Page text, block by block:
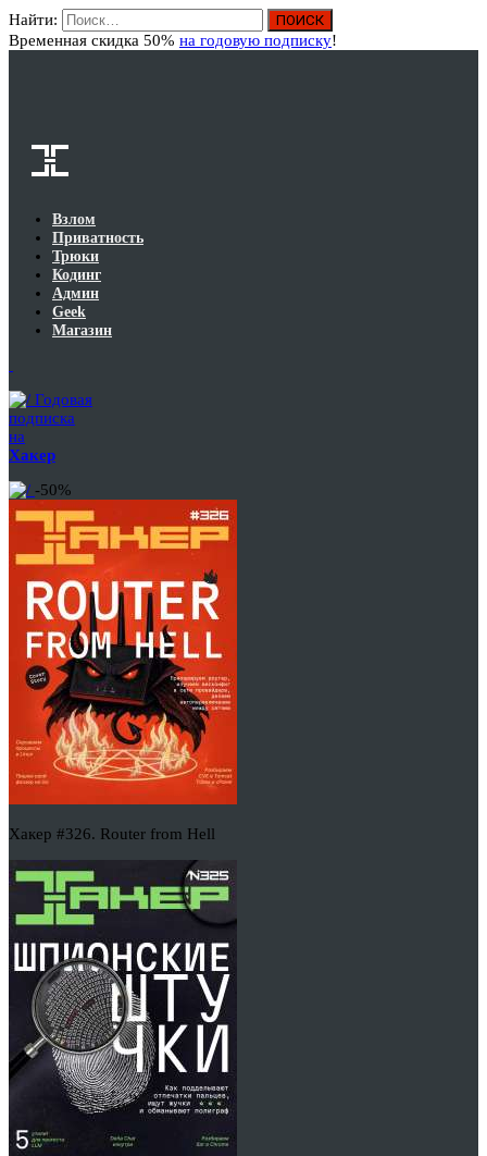
Найти:
Временная скидка 50% на годовую подписку!
Взлом
Приватность
Трюки
Кодинг
Админ
Geek
Магазин
Годовая
подписка
на
Хакер
-50%
Хакер #326. Router from Hell